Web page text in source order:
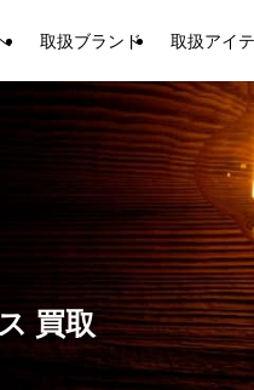
取扱ブランド 取扱アイ
買取